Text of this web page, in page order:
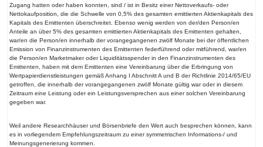
Zugang hatten oder haben konnten, sind / ist in Besitz einer Nettoverkaufs- oder
Nettokaufposition, die die Schwelle von 0,5% des gesamten emittierten Aktienkapitals des
Kapitals des Emittenten überschreitet. Ebenso wenig werden von der/den Person/en
Anteile an über 5% des gesamten emittierten Aktienkapitals des Emittenten gehalten,
war/en die Person/en innerhalb der vorangegangenen zwölf Monate bei der öffentlichen
Emission von Finanzinstrumenten des Emittenten federführend oder mitführend, war/en
die Person/en Marketmaker oder Liquiditätsspender in den Finanzinstrumenten des
Emittenten, haben mit dem Emittenten eine Vereinbarung über die Erbringung von
Wertpapierdienstleistungen gemäß Anhang I Abschnitt A und B der Richtlinie 2014/65/EU
getroffen, die innerhalb der vorangegangenen zwölf Monate gültig war oder in diesem
Zeitraum eine Leistung oder ein Leistungsversprechen aus einer solchen Vereinbarung
gegeben war.
Weil andere Researchhäuser und Börsenbriefe den Wert auch besprechen können, kann
es in vorliegendem Empfehlungszeitraum zu einer symmetrischen Informations-/ und
Meinungsgenerierung kommen.